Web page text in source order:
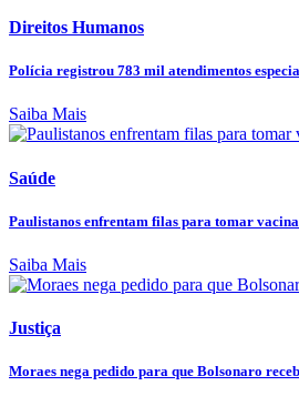
Direitos Humanos
Polícia registrou 783 mil atendimentos
Saiba Mais
Saúde
Paulistanos enfrentam filas para tomar
Saiba Mais
Justiça
Moraes nega pedido para que Bolsonaro